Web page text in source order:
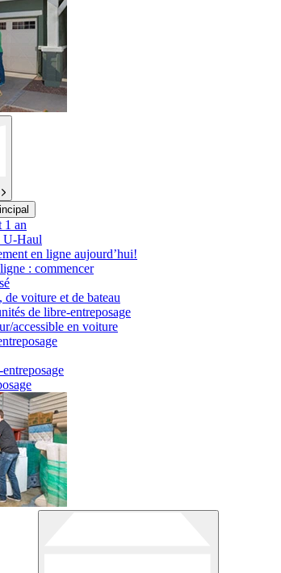
1 an
U-Haul
en ligne aujourd’hui!
: commencer
voiture et de bateau
de libre-entreposage
accessible en voiture